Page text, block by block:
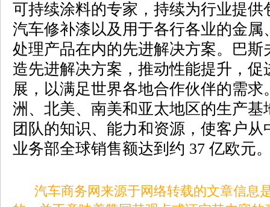
可持续涂料的专家，持续为行业提
汽车修补漆以及用于各行各业的金
处理产品在内的先进解决方案。巴
造先进解决方案，推动性能提升，
展，以满足世界各地合作伙伴的需
洲、北美、南美和亚太地区的生产
团队的知识、能力和资源，使客户从
业务部全球销售额达到约 37 亿欧元
汽车商务网来源于网络转载的文章信息